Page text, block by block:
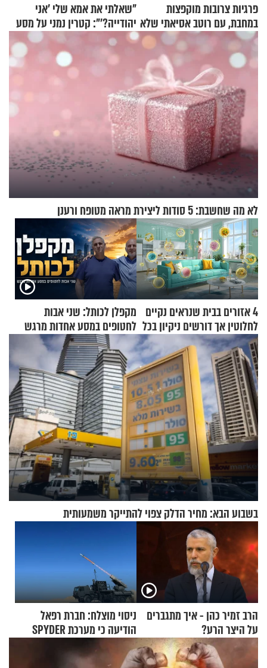
פרגיות צרובות מוקפצות
במחבת, עם רוטב אסיאתי שלא
יישכח במהרה
"שאלתי את אמא שלי 'אני
יהודייה?'": קטרין נמני על מסע
ההתחזקות המרגש
לא מה שחשבת: 5 סודות ליצירת מראה מטופח ורענן
4 אזורים בבית שנראים נקיים
לחלוטין אך דורשים ניקיון בכל
סוף שבוע
מקפלן לכותל: שני אבות
לחטופים במסע אחדות מרגש
בשבוע הבא: מחיר הדלק צפוי להתייקר משמעותית
הרב זמיר כהן - איך מתגברים
על היצר הרע?
ניסוי מוצלח: חברת רפאל
הודיעה כי מערכת SPYDER
הצליחה ליירט כטב"ם